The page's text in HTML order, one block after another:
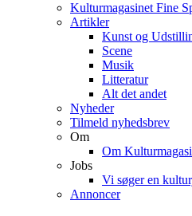
Kulturmagasinet Fine
Artikler
Kunst og
Scene
Musik
Litteratur
Alt det andet
Nyheder
Tilmeld nyhedsbrev
Om
Om
Jobs
Vi søger en
Annoncer